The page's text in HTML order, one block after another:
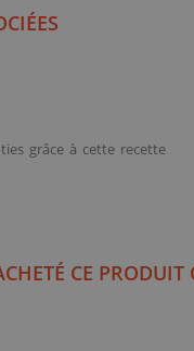
grâce à cette recette
CE